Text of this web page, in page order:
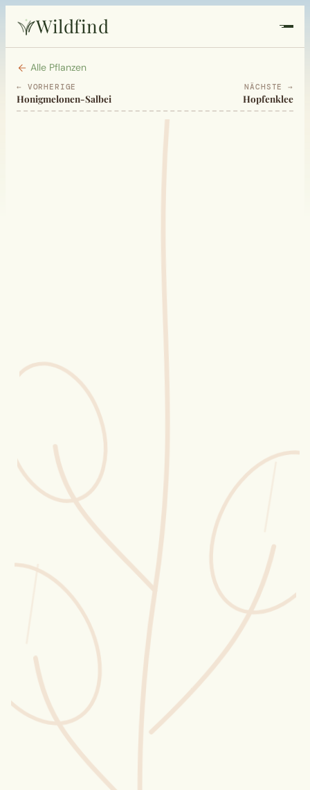
Wildfind
Startseite
Pflanzen
Sammelkalender
Blüten-Finder
Phänologie-Radar
Vogelstimmen
Gartenplaner
Challenges
Wusstest du?
Sammlungen
Selber machen
Alle Pflanzen
← VORHERIGE
Honigmelonen-Salbei
NÄCHSTE →
Hopfenklee